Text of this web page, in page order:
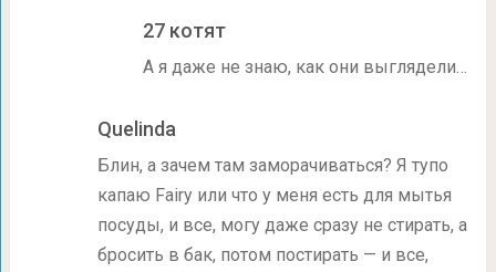
27 котят
А я даже не знаю, как они выглядели…
Quelinda
Блин, а зачем там заморачиваться? Я тупо
капаю Fairy или что у меня есть для мытья
посуды, и все, могу даже сразу не стирать, а
бросить в бак, потом постирать — и все,